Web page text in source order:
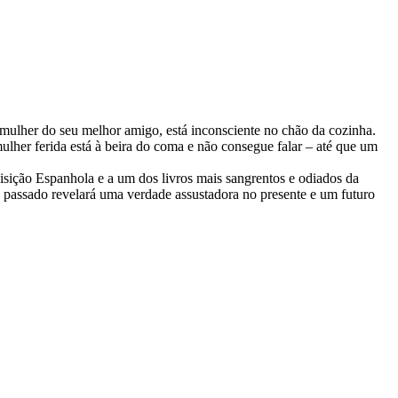
do seu melhor amigo, está inconsciente no chão da cozinha.
ferida está à beira do coma e não consegue falar – até que um
Espanhola e a um dos livros mais sangrentos e odiados da
revelará uma verdade assustadora no presente e um futuro